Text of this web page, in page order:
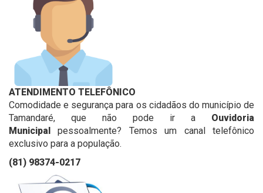
ATENDIMENTO TELEFÔNICO
Comodidade e segurança para os cidadãos do município de
Tamandaré, que não pode ir a Ouvidoria
Municipal pessoalmente? Temos um canal telefônico
exclusivo para a população.
(81) 98374-0217